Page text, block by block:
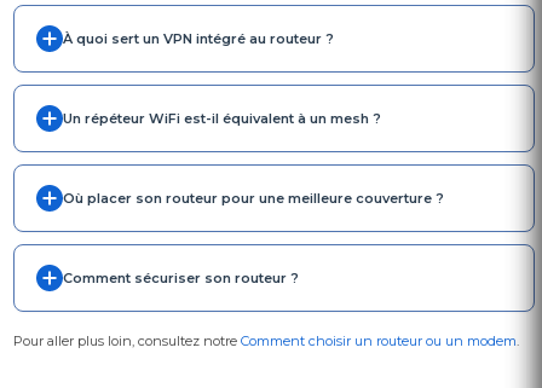
À quoi sert un VPN intégré au routeur ?
Un répéteur WiFi est-il équivalent à un mesh ?
Où placer son routeur pour une meilleure couverture ?
Comment sécuriser son routeur ?
Pour aller plus loin, consultez notre Comment choisir un routeur ou un modem.